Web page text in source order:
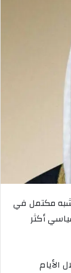
مكتمل في
أكثر
الأيام